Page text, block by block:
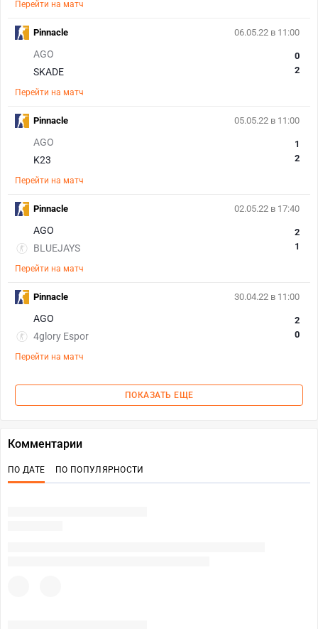
Перейти на матч
06.05.22 в 11:00
AGO
SKADE
0
2
Перейти на матч
Pinnacle
05.05.22 в 11:00
AGO
K23
1
2
Перейти на матч
Pinnacle
02.05.22 в 17:40
AGO
BLUEJAYS
2
1
Перейти на матч
Pinnacle
30.04.22 в 11:00
AGO
4glory Espor
2
0
Перейти на матч
Pinnacle
ПОКАЗАТЬ ЕЩЕ
Комментарии
ПО ДАТЕ ПО ПОПУЛЯРНОСТИ